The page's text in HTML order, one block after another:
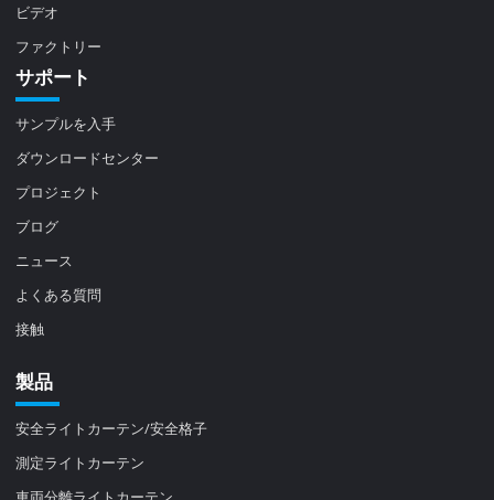
ビデオ
ファクトリー
サポート
サンプルを入手
ダウンロードセンター
プロジェクト
ブログ
ニュース
よくある質問
接触
製品
安全ライトカーテン/安全格子
測定ライトカーテン